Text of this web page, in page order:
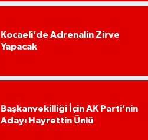
Kocaeli’de Adrenalin Zirve
Yapacak
Başkanvekilliği İçin AK Parti’nin
Adayı Hayrettin Ünlü